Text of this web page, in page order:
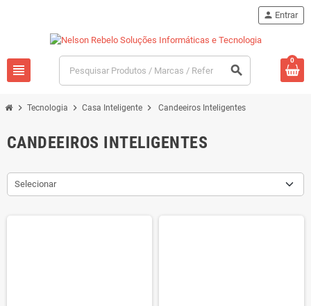
view_headline search
person Entrar
0
chevron_right Tecnologia chevron_right Casa Inteligente chevron_right Candeeiros Inteligentes
CANDEEIROS INTELIGENTES
Selecionar